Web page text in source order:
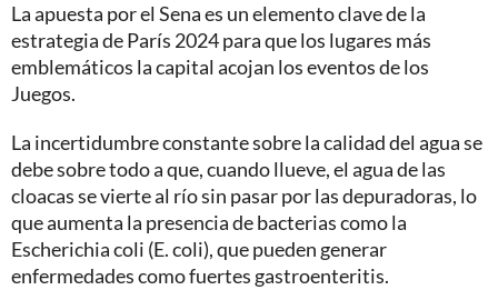
La apuesta por el Sena es un elemento clave de la
estrategia de París 2024 para que los lugares más
emblemáticos la capital acojan los eventos de los
Juegos.
La incertidumbre constante sobre la calidad del agua se
debe sobre todo a que, cuando llueve, el agua de las
cloacas se vierte al río sin pasar por las depuradoras, lo
que aumenta la presencia de bacterias como la
Escherichia coli (E. coli), que pueden generar
enfermedades como fuertes gastroenteritis.